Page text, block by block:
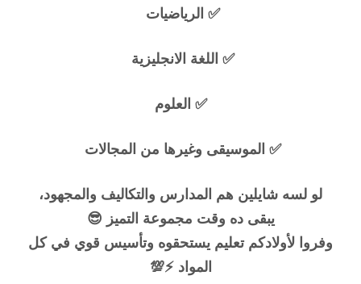
✅ الرياضيات
✅ اللغة الانجليزية
✅ العلوم
✅ الموسيقى وغيرها من المجالات
لو لسه شايلين هم المدارس والتكاليف والمجهود،
يبقى ده وقت مجموعة التميز 😎
وفروا لأولادكم تعليم يستحقوه وتأسيس قوي في كل
المواد ⚡💯